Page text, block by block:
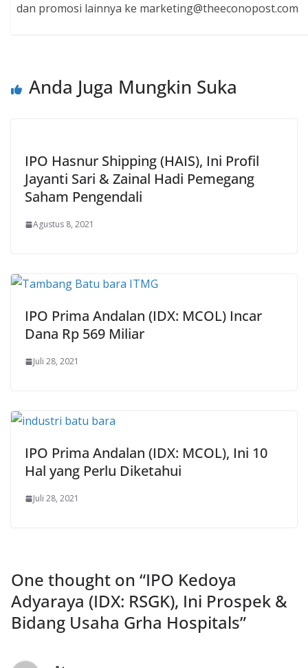
dan promosi lainnya ke marketing@theeconopost.com
Anda Juga Mungkin Suka
IPO Hasnur Shipping (HAIS), Ini Profil
Jayanti Sari & Zainal Hadi Pemegang
Saham Pengendali
Agustus 8, 2021
IPO Prima Andalan (IDX: MCOL) Incar
Dana Rp 569 Miliar
Juli 28, 2021
IPO Prima Andalan (IDX: MCOL), Ini 10
Hal yang Perlu Diketahui
Juli 28, 2021
One thought on “IPO Kedoya
Adyaraya (IDX: RSGK), Ini Prospek &
Bidang Usaha Grha Hospitals”